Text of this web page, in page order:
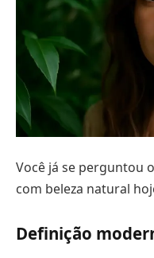
Você já se perguntou
com beleza natural
Definição